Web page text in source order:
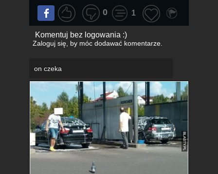
0 1
Komentuj bez logowania :)
Zaloguj się, by móc dodawać komentarze.
on czeka